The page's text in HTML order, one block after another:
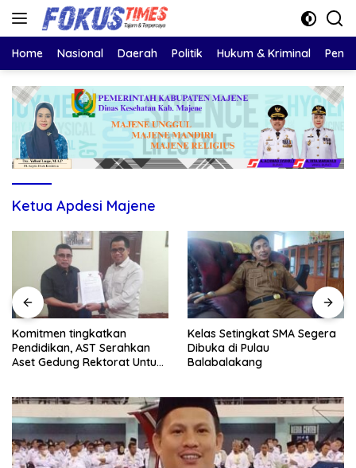
Langsung
Home Nasional Daerah Politik Hukum & Kriminal
Ketua Apdesi Majene
Komitmen tingkatkan
Pendidikan, AST Serahkan
Aset Gedung Rektorat Untuk
Kelas Setingkat SMA Segera
Dibuka di Pulau
Balabalakang